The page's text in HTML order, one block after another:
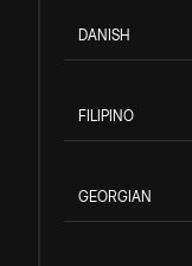
DANISH
FILIPINO
GEORGIAN